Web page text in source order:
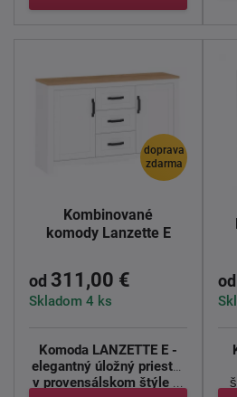
doprava
zdarma
Kombinované
komody Lanzette E
od 311,00 €
Skladom 4 ks
Komoda LANZETTE E -
elegantný úložný priestor
v provensálskom štýle ...
od